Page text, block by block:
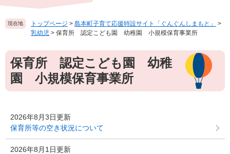
。
て
本
文
現在地 トップページ > 島本町子育て応援特設サイト「ぐんぐんしまもと」
>
乳幼児 > 保育所 認定こども園 幼稚園 小規模保育事業所
本
文保育所 認定こども園 幼稚
園 小規模保育事業所
2026年8月3日更新
保育所等の空き状況について
2026年8月1日更新